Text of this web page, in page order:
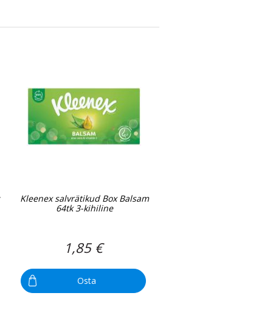
Kleenex salvrätikud Box Balsam
64tk 3-kihiline
1,85 €
Osta